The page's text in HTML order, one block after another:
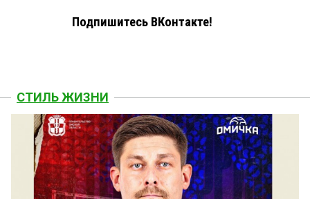
Подпишитесь ВКонтакте!
СТИЛЬ ЖИЗНИ